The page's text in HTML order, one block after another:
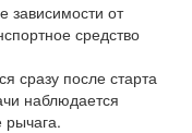
зависимости от
средство
сразу после старта
наблюдается
рычага.